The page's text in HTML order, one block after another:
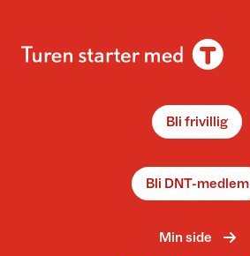
Bli frivillig
Bli DNT-medlem
Min side